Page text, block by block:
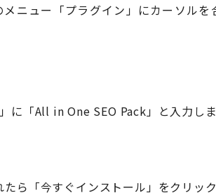
ニュー「プラグイン」にカーソルを
に「All in One SEO Pack」と入力しま
ら「今すぐインストール」をクリック